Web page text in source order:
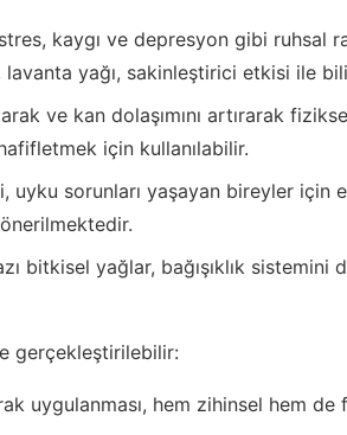
kaygı ve depresyon gibi ruhsal
yağı, sakinleştirici etkisi ile
ve kan dolaşımını artırarak
için kullanılabilir.
uyku sorunları yaşayan bireyler için
bitkisel yağlar, bağışıklık sistemini
gerçekleştirilebilir:
uygulanması, hem zihinsel hem de